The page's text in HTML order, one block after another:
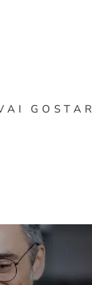
GOSTAR